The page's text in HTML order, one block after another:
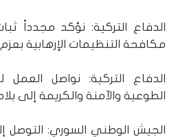
الدفاع التركية: نؤكد مجدداً
مكافحة التنظيمات الإرهابية بعزم
الدفاع التركية: نواصل
الطوعية والآمنة والكريمة إلى
الجيش الوطني السوري: التوصل